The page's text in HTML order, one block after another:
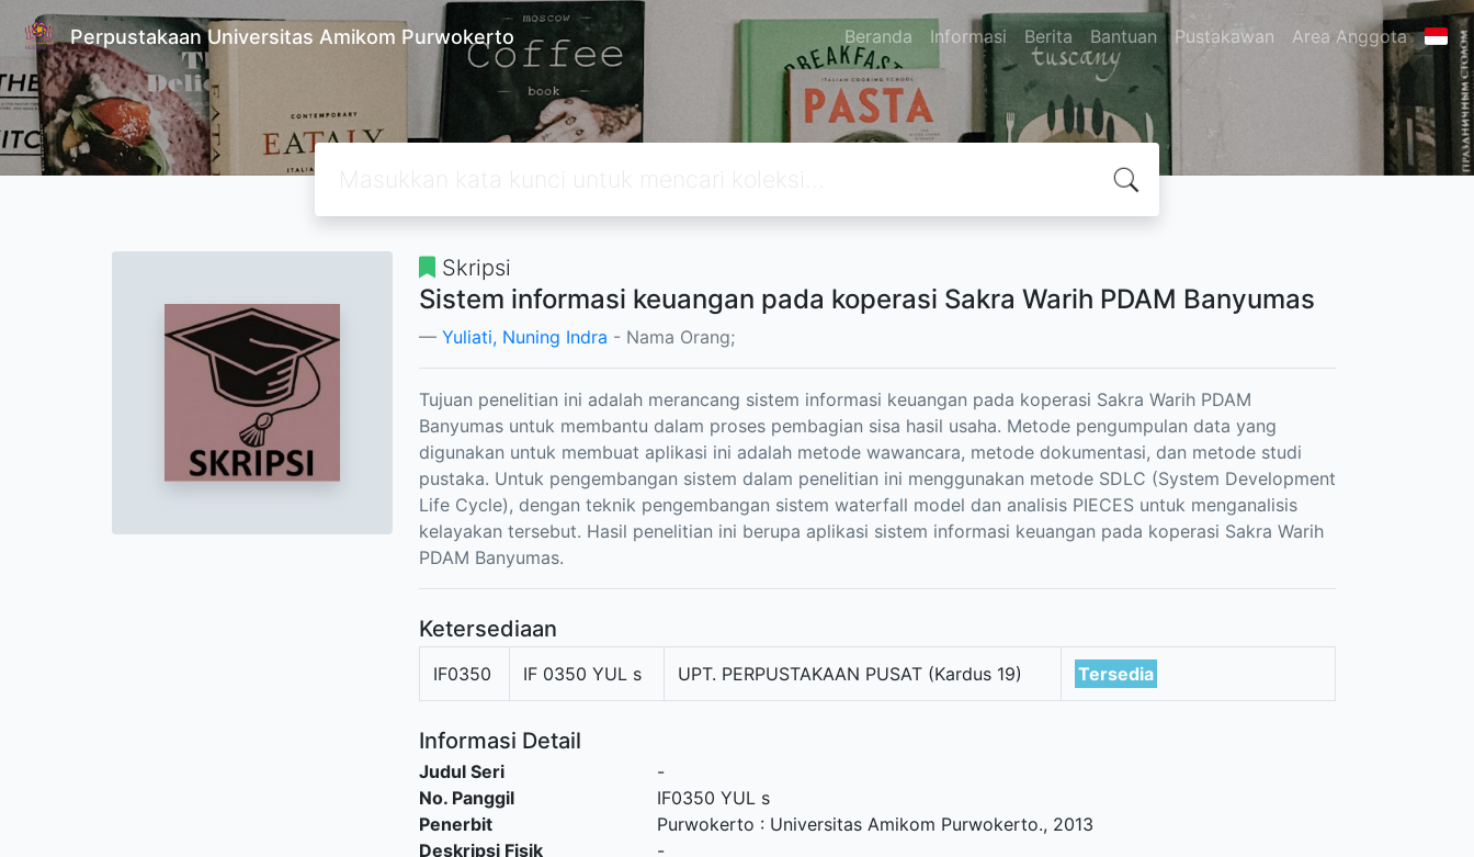
Perpustakaan Universitas Amikom Purwokerto Beranda Informasi Berita Bantuan Pustakawan Area Anggota
Skripsi
Sistem informasi keuangan pada koperasi Sakra Warih PDAM Banyumas
Yuliati, Nuning Indra - Nama Orang;
Tujuan penelitian ini adalah merancang sistem informasi keuangan pada koperasi Sakra Warih PDAM
Banyumas untuk membantu dalam proses pembagian sisa hasil usaha. Metode pengumpulan data yang
digunakan untuk membuat aplikasi ini adalah metode wawancara, metode dokumentasi, dan metode studi
pustaka. Untuk pengembangan sistem dalam penelitian ini menggunakan metode SDLC (System Development
Life Cycle), dengan teknik pengembangan sistem waterfall model dan analisis PIECES untuk menganalisis
kelayakan tersebut. Hasil penelitian ini berupa aplikasi sistem informasi keuangan pada koperasi Sakra Warih
PDAM Banyumas.
Ketersediaan
IF0350 IF 0350 YUL s UPT. PERPUSTAKAAN PUSAT (Kardus 19) Tersedia
Informasi Detail
Judul Seri
-
No. Panggil
IF0350 YUL s
Penerbit
Purwokerto : Universitas Amikom Purwokerto., 2013
Deskripsi Fisik
-